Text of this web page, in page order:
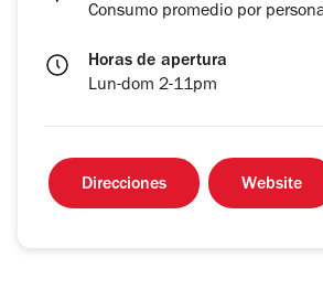
Consumo promedio por
Horas de apertura
Lun-dom 2-11pm
Direcciones Website